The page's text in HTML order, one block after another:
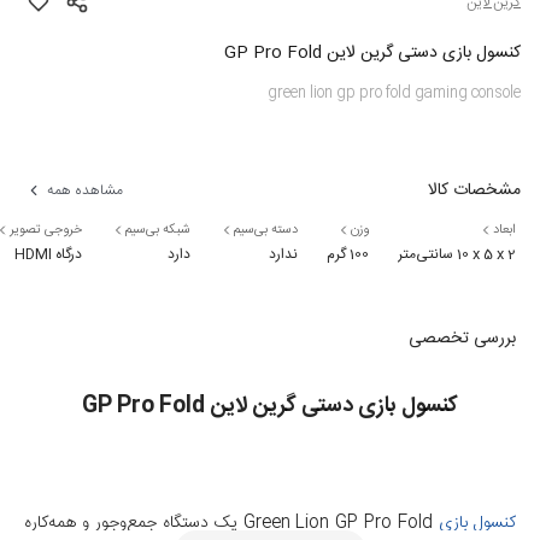
کنسول بازی دستی گرین لاین GP Pro Fold
green lion gp pro fold gaming console
مشخصات کالا مشاهده همه
ابعاد
‎10 x 5 x 2 سانتی‌متر
وزن
100 گرم
دسته بی‌سیم
ندارد
شبکه بی‌سیم
دارد
خروجی تصویر
درگاه HDMI
بررسی تخصصی
کنسول بازی دستی گرین لاین GP Pro Fold
کنسول بازی
Green Lion GP Pro Fold یک دستگاه جمع‌وجور و همه‌کاره